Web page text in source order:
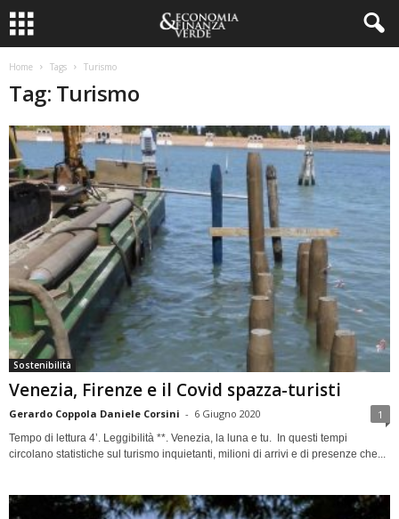
Home Tags Turismo
Tag: Turismo
Sostenibilità
Venezia, Firenze e il Covid spazza-turisti
Gerardo Coppola Daniele Corsini - 6 Giugno 2020 1
Tempo di lettura 4’. Leggibilità **. Venezia, la luna e tu. In questi tempi
circolano statistiche sul turismo inquietanti, milioni di arrivi e di presenze che...